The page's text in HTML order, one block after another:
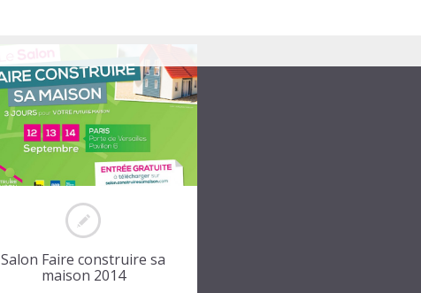
Salon Faire construire sa
maison 2014